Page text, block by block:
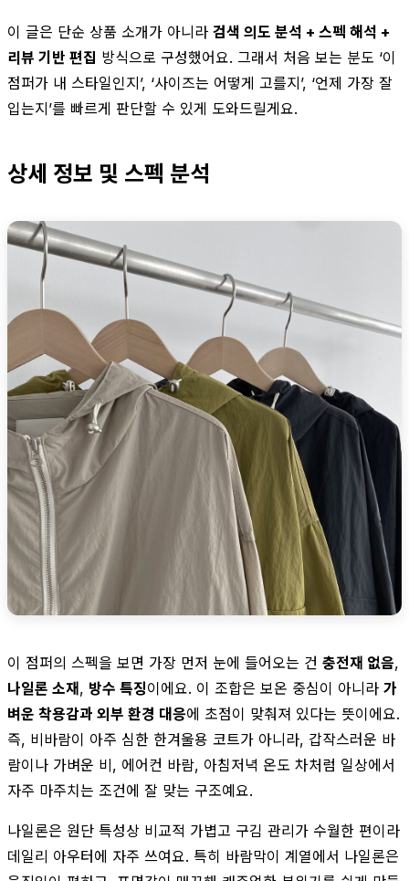
이 글은 단순 상품 소개가 아니라 검색 의도 분석 + 스펙 해석 +
리뷰 기반 편집 방식으로 구성했어요. 그래서 처음 보는 분도 ‘이
점퍼가 내 스타일인지’, ‘사이즈는 어떻게 고를지’, ‘언제 가장 잘
입는지’를 빠르게 판단할 수 있게 도와드릴게요.
상세 정보 및 스펙 분석
이 점퍼의 스펙을 보면 가장 먼저 눈에 들어오는 건 충전재 없음,
나일론 소재, 방수 특징이에요. 이 조합은 보온 중심이 아니라 가
벼운 착용감과 외부 환경 대응에 초점이 맞춰져 있다는 뜻이에요.
즉, 비바람이 아주 심한 한겨울용 코트가 아니라, 갑작스러운 바
람이나 가벼운 비, 에어컨 바람, 아침저녁 온도 차처럼 일상에서
자주 마주치는 조건에 잘 맞는 구조예요.
나일론은 원단 특성상 비교적 가볍고 구김 관리가 수월한 편이라
데일리 아우터에 자주 쓰여요. 특히 바람막이 계열에서 나일론은